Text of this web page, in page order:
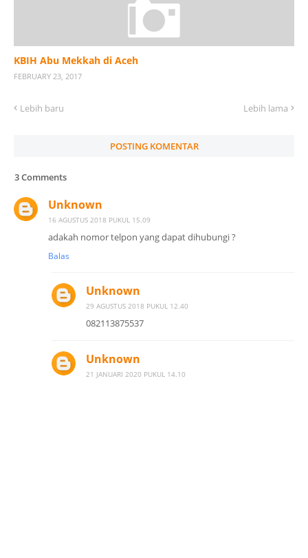
KBIH Abu Mekkah di Aceh
FEBRUARY 23, 2017
Lebih baru Lebih lama
POSTING KOMENTAR
3 Comments
Unknown
16 AGUSTUS 2018 PUKUL 15.09
adakah nomor telpon yang dapat dihubungi ?
Balas
Unknown
29 AGUSTUS 2018 PUKUL 12.40
082113875537
Unknown
21 JANUARI 2020 PUKUL 14.10